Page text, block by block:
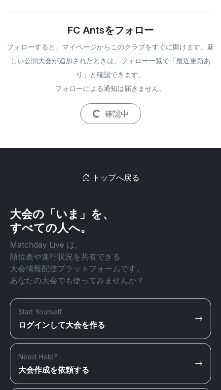
FC Antsをフォロー
フォローすると、マイページからこのクラブをすぐに開けます。新
しい公開大会が追加されたときは、フォロー一覧で「最近更新あ
り」と確認できます。
フォローによる通知は届きません。
確認中
トップへ戻る
大会の「いま」を、
すべての人へ。
Matchday Live は、
順位表や進行状況を共有できる
大会情報配信プラットフォームです。
あなたの大会でも使ってみませんか？
Start Yourself
ログインして大会を作る
Need Help?
大会作成を依頼する